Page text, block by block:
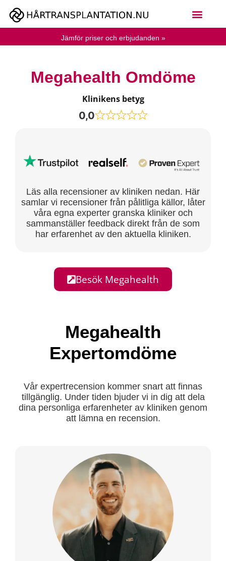
Jämför priser och erbjudanden »
Megahealth Omdöme
Klinikens betyg
0,0
Läs alla recensioner av kliniken nedan. Här
samlar vi recensioner från pålitliga källor, låter
våra egna experter granska kliniker och
sammanställer feedback direkt från de som
har erfarenhet av den aktuella kliniken.
Besök Megahealth
Megahealth
Expertomdöme
Vår expertrecension kommer snart att finnas
tillgänglig. Under tiden bjuder vi in dig att dela
dina personliga erfarenheter av kliniken genom
att lämna en recension.